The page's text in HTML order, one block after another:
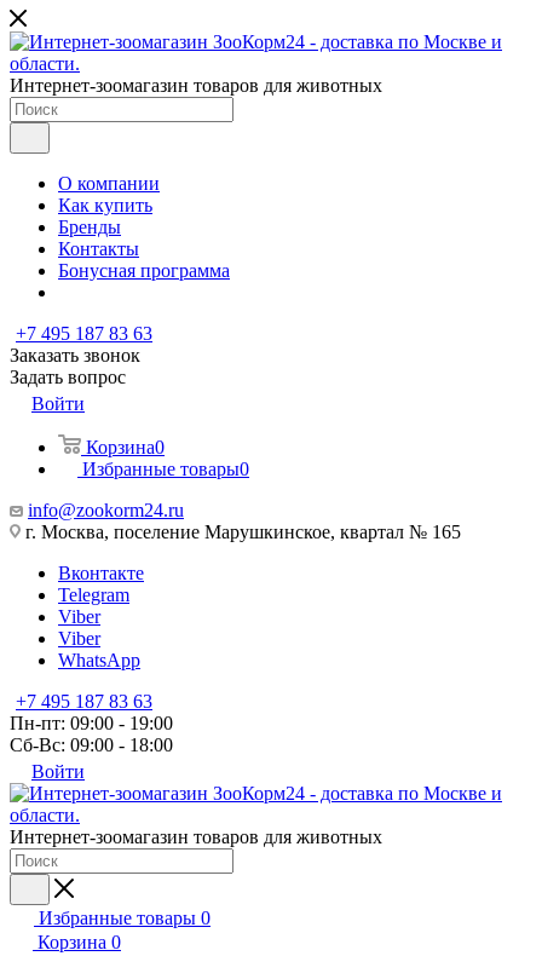
Интернет-зоомагазин товаров для животных
О компании
Как купить
Бренды
Контакты
Бонусная программа
+7 495 187 83 63
Заказать звонок
Задать вопрос
Войти
Корзина0
Избранные товары0
info@zookorm24.ru
г. Москва, поселение Марушкинское, квартал № 165
Вконтакте
Telegram
Viber
Viber
WhatsApp
+7 495 187 83 63
Пн-пт: 09:00 - 19:00
Сб-Вс: 09:00 - 18:00
Войти
Интернет-зоомагазин товаров для животных
Избранные товары 0
Корзина 0